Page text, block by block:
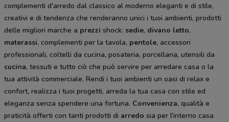
complementi d'arredo dal classico al moderno eleganti e di stile,
creativi e di tendenza che renderanno unici i tuoi ambienti, prodotti
delle migliori marche a prezzi shock: sedie, divano letto,
materassi, complementi per la tavola, pentole, accessori
professionali, coltelli da cucina, posateria, porcellana, utensili da
cucina, tessuti e tutto ciò che può servire per arredare casa o la
tua attività commerciale. Rendi i tuoi ambienti un oasi di relax e
confort, realizza i tuoi progetti, arreda la tua casa con stile ed
eleganza senza spendere una fortuna. Convenienza, qualità e
praticità offerti con tanti prodotti di arredo sia per l'interno casa